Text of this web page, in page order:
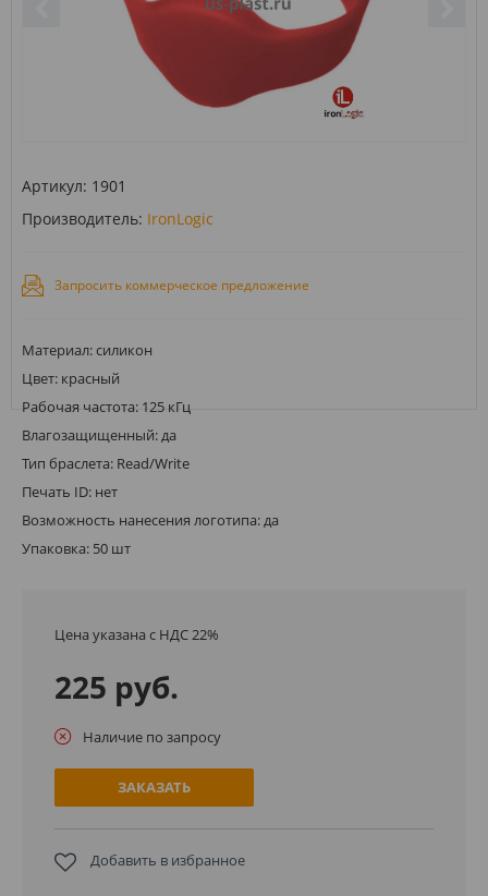
Артикул: 1901
Производитель: IronLogic
Запросить коммерческое предложение
Материал: силикон
Цвет: красный
Рабочая частота: 125 кГц
Влагозащищенный: да
Тип браслета: Read/Write
Печать ID: нет
Возможность нанесения логотипа: да
Упаковка: 50 шт
Цена указана с НДС 22%
225 руб.
Наличие по запросу
ЗАКАЗАТЬ
Добавить в избранное